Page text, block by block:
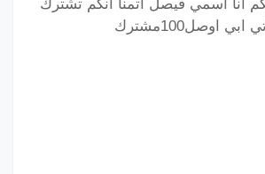
انا اسمي فيصل اتمنا انكم تشترك
اوصل100مشترك